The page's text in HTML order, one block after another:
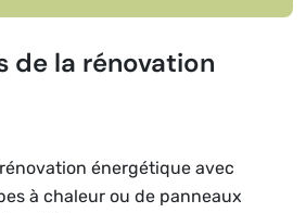
de la rénovation
énergétique avec
à chaleur ou de panneaux